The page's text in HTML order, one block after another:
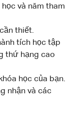
và năm tham
thiết.
tích học tập
thứ hạng cao
học của bạn.
nhận và các